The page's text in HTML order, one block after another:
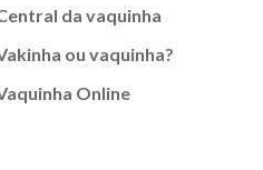
da vaquinha
ou vaquinha?
Online